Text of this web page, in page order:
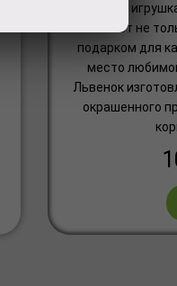
Мягкая
сможет не
подарком для
место
Львенок
окрашенного